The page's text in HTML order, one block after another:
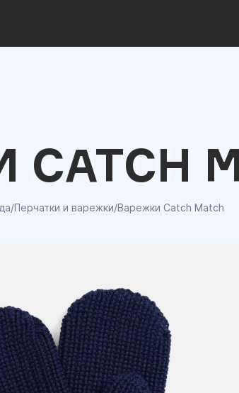
/Перчатки и варежки/Варежки Catch Match